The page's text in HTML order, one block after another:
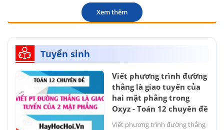
Xem thêm
Tuyển sinh
Viết phương trình đường
thẳng là giao tuyến của
hai mặt phẳng trong
Oxyz - Toán 12 chuyên đề
Viết phương trình đường thẳng